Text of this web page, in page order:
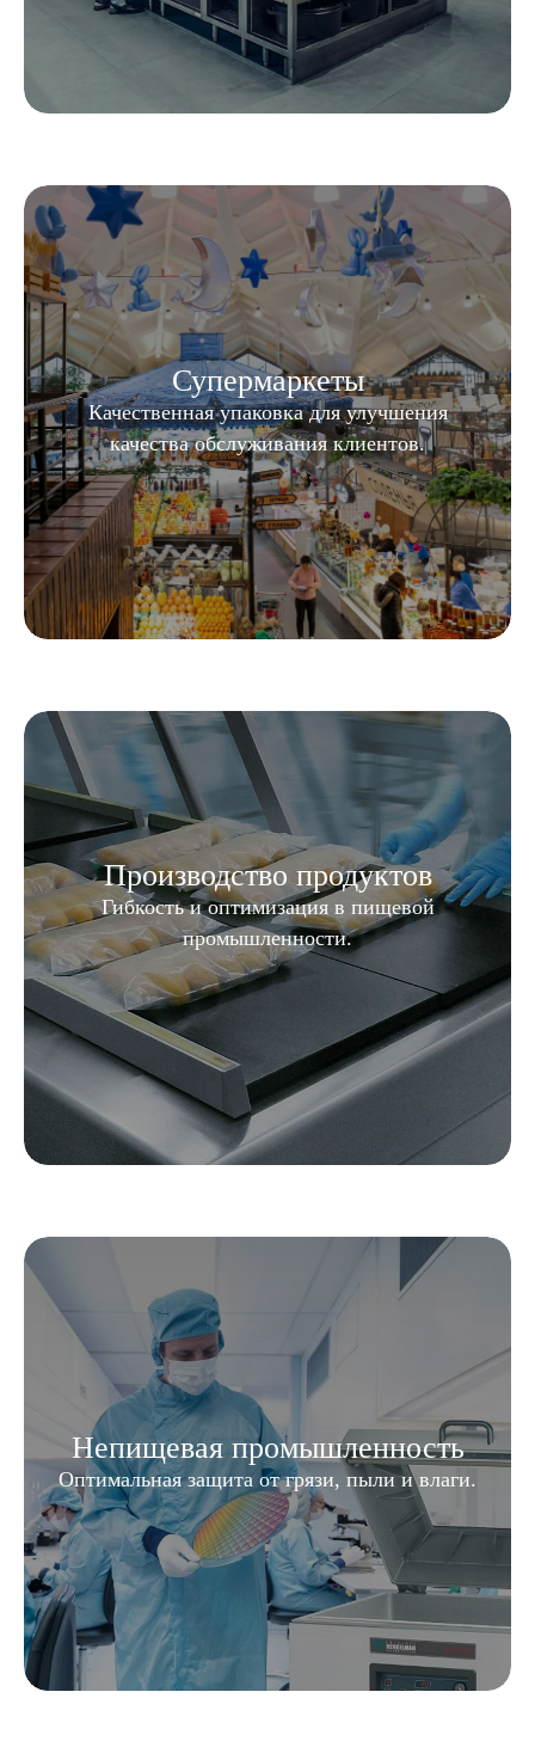
Супермаркеты
Качественная упаковка для улучшения
качества обслуживания клиентов.
Производство продуктов
Гибкость и оптимизация в пищевой
промышленности.
Непищевая промышленность
Оптимальная защита от грязи, пыли и влаги.